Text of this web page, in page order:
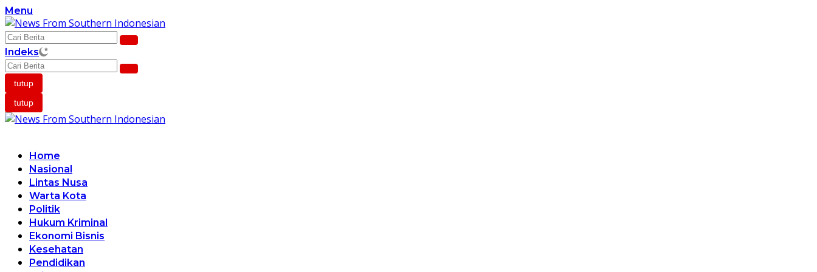
Langsung
ke
konten
Menu
Indeks
tutup
tutup
Home
Nasional
Lintas Nusa
Warta Kota
Politik
Hukum Kriminal
Ekonomi Bisnis
Kesehatan
Pendidikan